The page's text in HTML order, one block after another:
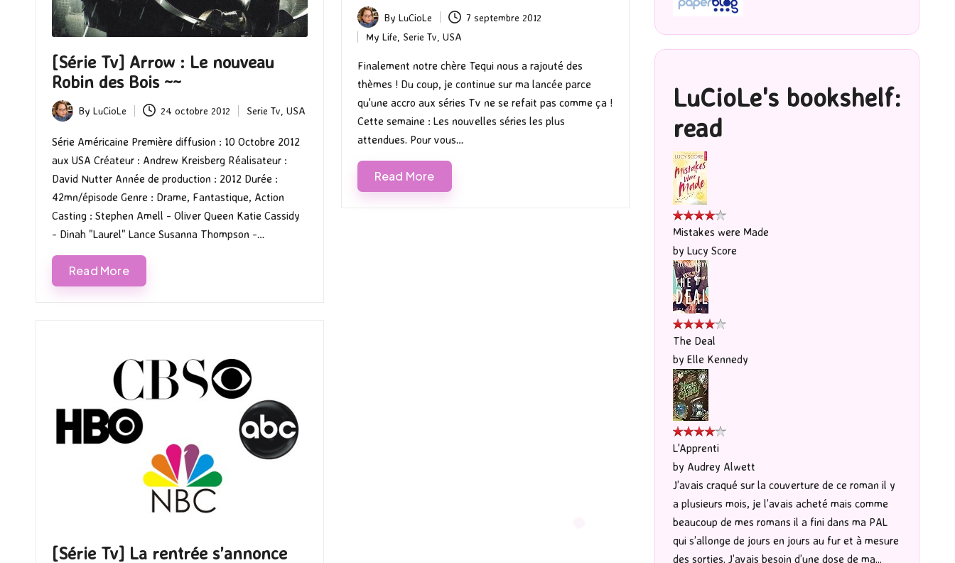
[Série Tv] Arrow : Le nouveau
Robin des Bois ~~
Posted
by
By LuCioLe 24 octobre 2012
Posted
in
Serie Tv ,USA
Série Américaine Première diffusion : 10 Octobre 2012
aux USA Créateur : Andrew Kreisberg Réalisateur :
David Nutter Année de production : 2012 Durée :
42mn/épisode Genre : Drame, Fantastique, Action
Casting : Stephen Amell - Oliver Queen Katie Cassidy
- Dinah "Laurel" Lance Susanna Thompson -…
Read More
Posted
by
By LuCioLe 7 septembre 2012
Posted
in
My Life Serie Tv USA
Finalement notre chère Tequi nous a rajouté des
thèmes ! Du coup, je continue sur ma lancée parce
qu'une accro aux séries Tv ne se refait pas comme ça !
Cette semaine : Les nouvelles séries les plus
attendues. Pour vous…
Read More
[Série Tv] La rentrée s’annonce
LuCioLe's bookshelf:
read
Mistakes were Made
by Lucy Score
The Deal
by Elle Kennedy
L'Apprenti
by Audrey Alwett
J’avais craqué sur la couverture de ce roman il y
a plusieurs mois, je l’avais acheté mais comme
beaucoup de mes romans il a fini dans ma PAL
qui s’allonge de jours en jours au fur et à mesure
des sorties. J’avais besoin d’une dose de ma...